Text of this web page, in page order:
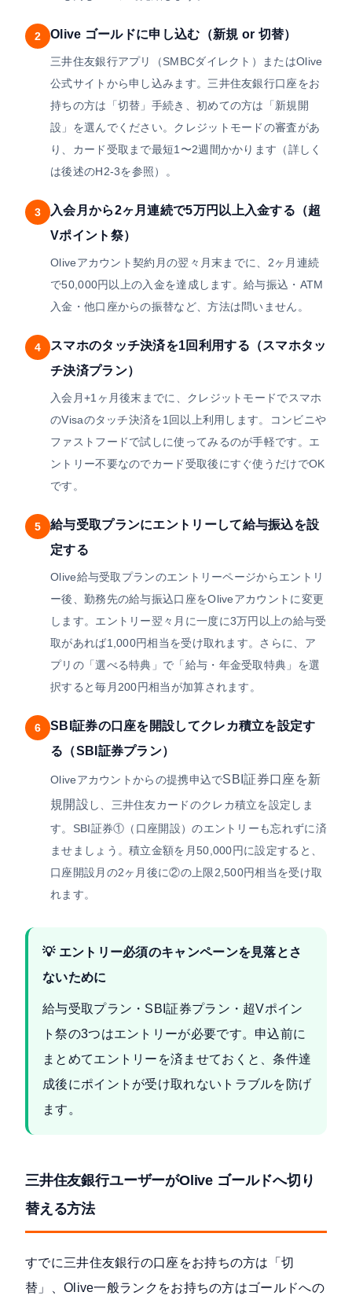
2 Olive ゴールドに申し込む（新規 or 切替）
三井住友銀行アプリ（SMBCダイレクト）またはOlive
公式サイトから申し込みます。三井住友銀行口座をお
持ちの方は「切替」手続き、初めての方は「新規開
設」を選んでください。クレジットモードの審査があ
り、カード受取まで最短1〜2週間かかります（詳しく
は後述のH2-3を参照）。
3
入会月から2ヶ月連続で5万円以上入金する（超
Vポイント祭）
Oliveアカウント契約月の翌々月末までに、2ヶ月連続
で50,000円以上の入金を達成します。給与振込・ATM
入金・他口座からの振替など、方法は問いません。
4
スマホのタッチ決済を1回利用する（スマホタッ
チ決済プラン）
入会月+1ヶ月後末までに、クレジットモードでスマホ
のVisaのタッチ決済を1回以上利用します。コンビニや
ファストフードで試しに使ってみるのが手軽です。エ
ントリー不要なのでカード受取後にすぐ使うだけでOK
です。
5
給与受取プランにエントリーして給与振込を設
定する
Olive給与受取プランのエントリーページからエントリ
ー後、勤務先の給与振込口座をOliveアカウントに変更
します。エントリー翌々月に一度に3万円以上の給与受
取があれば1,000円相当を受け取れます。さらに、ア
プリの「選べる特典」で「給与・年金受取特典」を選
択すると毎月200円相当が加算されます。
6
SBI証券の口座を開設してクレカ積立を設定す
る（SBI証券プラン）
Oliveアカウントからの提携申込でSBI証券口座を新
規開設 し、三井住友カードのクレカ積立を設定しま
す。SBI証券①（口座開設）のエントリーも忘れずに済
ませましょう。積立金額を月50,000円に設定すると、
口座開設月の2ヶ月後に②の上限2,500円相当を受け取
れます。
💡 エントリー必須のキャンペーンを見落とさ
ないために
給与受取プラン・SBI証券プラン・超Vポイン
ト祭の3つはエントリーが必要です。申込前に
まとめてエントリーを済ませておくと、条件達
成後にポイントが受け取れないトラブルを防げ
ます。
三井住友銀行ユーザーがOlive ゴールドへ切り
替える方法
すでに三井住友銀行の口座をお持ちの方は「切
替」、Olive一般ランクをお持ちの方はゴールドへの